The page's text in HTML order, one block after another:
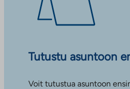
Tutustu asuntoon
Voit tutustua asuntoon